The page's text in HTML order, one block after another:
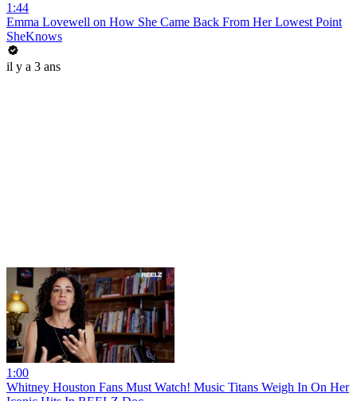
1:44
Emma Lovewell on How She Came Back From Her Lowest Point
SheKnows
il y a 3 ans
1:00
Whitney Houston Fans Must Watch! Music Titans Weigh In On Her